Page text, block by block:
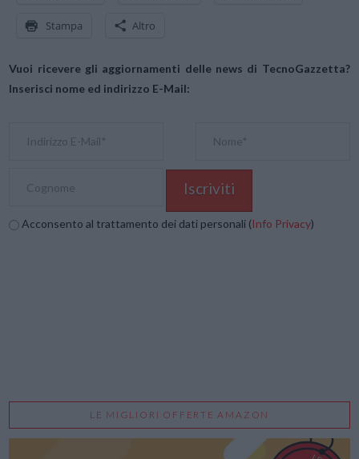
Stampa Altro
Vuoi ricevere gli aggiornamenti delle news di TecnoGazzetta?
Inserisci nome ed indirizzo E-Mail:
Acconsento al trattamento dei dati personali (Info Privacy)
LE MIGLIORI OFFERTE AMAZON